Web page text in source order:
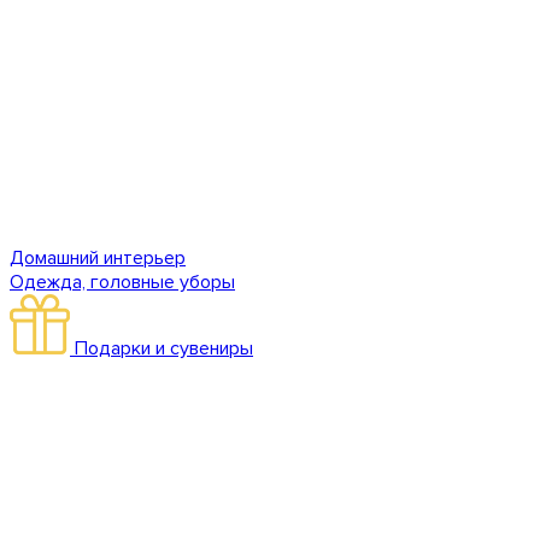
Домашний интерьер
Одежда, головные уборы
Подарки и сувениры